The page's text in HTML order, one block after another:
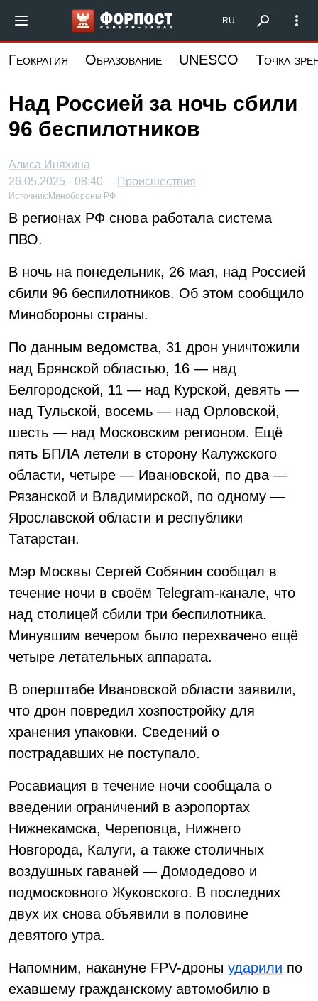
основному
Форпост Северо-Запад
RU
Геократия Образование UNESCO Точка
Над Россией за ночь сбили
96 беспилотников
Алиса Иняхина
26.05.2025 - 08:40 —Происшествия
Источник: Минобороны РФ
В регионах РФ снова работала система
ПВО.
В ночь на понедельник, 26 мая, над Россией
сбили 96 беспилотников. Об этом сообщило
Минобороны страны.
По данным ведомства, 31 дрон уничтожили
над Брянской областью, 16 — над
Белгородской, 11 — над Курской, девять —
над Тульской, восемь — над Орловской,
шесть — над Московским регионом. Ещё
пять БПЛА летели в сторону Калужского
области, четыре — Ивановской, по два —
Рязанской и Владимирской, по одному —
Ярославской области и республики
Татарстан.
Мэр Москвы Сергей Собянин сообщал в
течение ночи в своём Telegram-канале, что
над столицей сбили три беспилотника.
Минувшим вечером было перехвачено ещё
четыре летательных аппарата.
В оперштабе Ивановской области заявили,
что дрон повредил хозпостройку для
хранения упаковки. Сведений о
пострадавших не поступало.
Росавиация в течение ночи сообщала о
введении ограничений в аэропортах
Нижнекамска, Череповца, Нижнего
Новгорода, Калуги, а также столичных
воздушных гаваней — Домодедово и
подмосковного Жуковского. В последних
двух их снова объявили в половине
девятого утра.
Напомним, накануне FPV-дроны ударили по
ехавшему гражданскому автомобилю в